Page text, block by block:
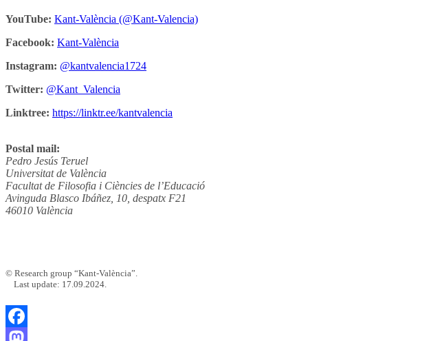
YouTube: Kant-València (@Kant-Valencia)
Facebook: Kant-València
Instagram: @kantvalencia1724
Twitter: @Kant_Valencia
Linktree: https://linktr.ee/kantvalencia
Postal mail:
Pedro Jesús Teruel
Universitat de València
Facultat de Filosofia i Ciències de l’Educació
Avinguda Blasco Ibáñez, 10, despatx F21
46010 València
© Research group “Kant-València”.
Last update: 17.09.2024.
Facebook